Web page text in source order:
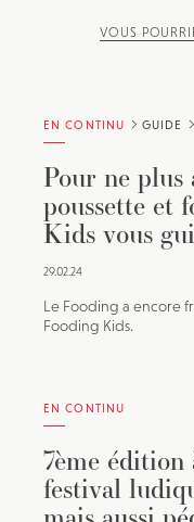
VOUS
EN CONTINU GUIDE
Pour ne
poussette et
Kids vous
29.02.24
Le Fooding a encore
Fooding Kids.
EN CONTINU
7ème
festival